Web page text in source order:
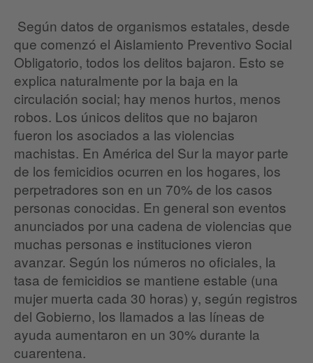
Según datos de organismos estatales, desde
que comenzó el Aislamiento Preventivo Social
Obligatorio, todos los delitos bajaron. Esto se
explica naturalmente por la baja en la
circulación social; hay menos hurtos, menos
robos. Los únicos delitos que no bajaron
fueron los asociados a las violencias
machistas. En América del Sur la mayor parte
de los femicidios ocurren en los hogares, los
perpetradores son en un 70% de los casos
personas conocidas. En general son eventos
anunciados por una cadena de violencias que
muchas personas e instituciones vieron
avanzar. Según los números no oficiales, la
tasa de femicidios se mantiene estable (una
mujer muerta cada 30 horas) y, según registros
del Gobierno, los llamados a las líneas de
ayuda aumentaron en un 30% durante la
cuarentena.